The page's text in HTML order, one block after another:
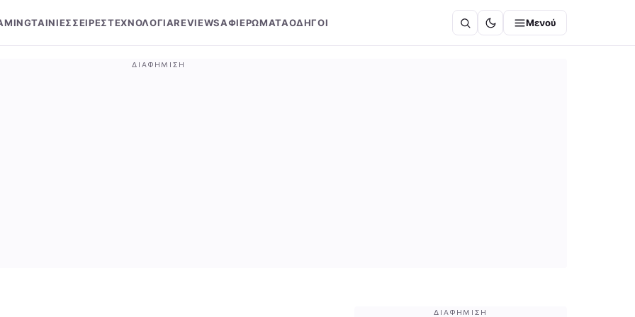
ΤΑΙΝΙΕΣΣΕΙΡΕΣΤΕΧΝΟΛΟΓΙΑREVIEWSΑΦΙΕΡΩΜΑΤΑΟΔΗΓΟΙ Μενού
ΔΙΑΦΉΜΙΣΗ
ΔΙΑΦΉΜΙΣΗ